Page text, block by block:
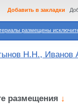
размещены
Добавить в закладки
Н.Н., Иванов
размещения ↓